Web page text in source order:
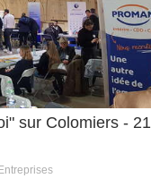
sur Colomiers - 21